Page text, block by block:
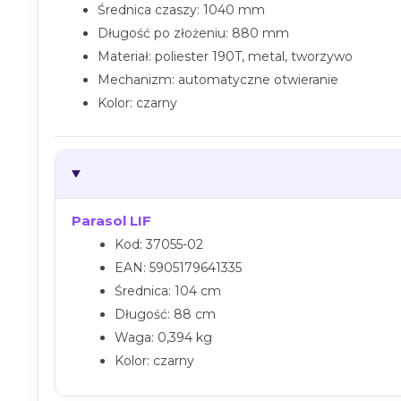
Średnica czaszy: 1040 mm
Długość po złożeniu: 880 mm
Materiał: poliester 190T, metal, tworzywo
Mechanizm: automatyczne otwieranie
Kolor: czarny
Parasol LIF
Kod: 37055-02
EAN: 5905179641335
Średnica: 104 cm
Długość: 88 cm
Waga: 0,394 kg
Kolor: czarny